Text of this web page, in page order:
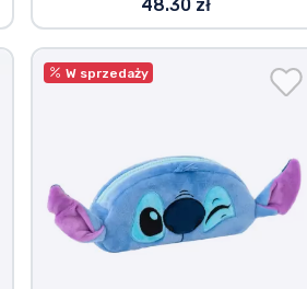
48.30 zł
W sprzedaży